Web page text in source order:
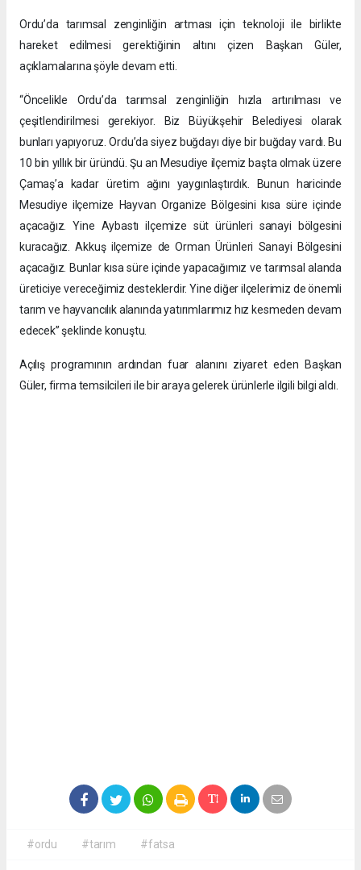
Ordu’da tarımsal zenginliğin artması için teknoloji ile birlikte
hareket edilmesi gerektiğinin altını çizen Başkan Güler,
açıklamalarına şöyle devam etti.
“Öncelikle Ordu’da tarımsal zenginliğin hızla artırılması ve
çeşitlendirilmesi gerekiyor. Biz Büyükşehir Belediyesi olarak
bunları yapıyoruz. Ordu’da siyez buğdayı diye bir buğday vardı. Bu
10 bin yıllık bir üründü. Şu an Mesudiye ilçemiz başta olmak üzere
Çamaş’a kadar üretim ağını yaygınlaştırdık. Bunun haricinde
Mesudiye ilçemize Hayvan Organize Bölgesini kısa süre içinde
açacağız. Yine Aybastı ilçemize süt ürünleri sanayi bölgesini
kuracağız. Akkuş ilçemize de Orman Ürünleri Sanayi Bölgesini
açacağız. Bunlar kısa süre içinde yapacağımız ve tarımsal alanda
üreticiye vereceğimiz desteklerdir. Yine diğer ilçelerimiz de önemli
tarım ve hayvancılık alanında yatırımlarımız hız kesmeden devam
edecek” şeklinde konuştu.
Açılış programının ardından fuar alanını ziyaret eden Başkan
Güler, firma temsilcileri ile bir araya gelerek ürünlerle ilgili bilgi aldı.
#ordu #tarım #fatsa